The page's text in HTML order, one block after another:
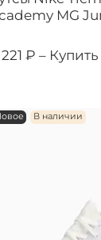
MG
221 ₽ – Купить
В наличии